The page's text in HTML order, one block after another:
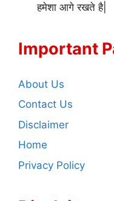
हमेशा आगे रखते है|
Important
About Us
Contact Us
Disclaimer
Home
Privacy Policy